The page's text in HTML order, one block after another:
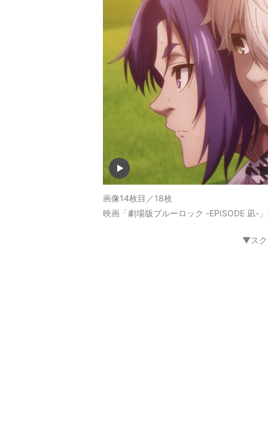
画像14枚目／18枚
映画「劇場版ブルーロック -EPISODE 凪-
▼スク